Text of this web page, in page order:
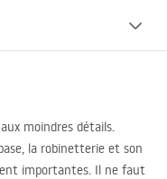
moindres détails.
la robinetterie et son
importantes. Il ne faut